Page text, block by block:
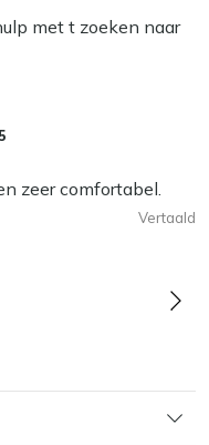
op te bergen als je
stoffen
wat slijtage en
en winter bewaar
een waterdichte
en fris!
met t zoeken naar
zeer comfortabel.
Vertaald